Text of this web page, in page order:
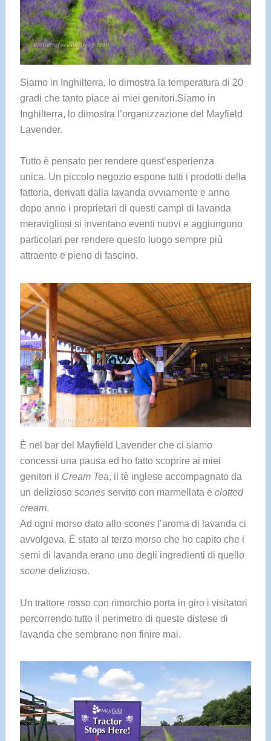
Siamo in Inghilterra, lo dimostra la temperatura di 20
gradi che tanto piace ai miei genitori.Siamo in
Inghilterra, lo dimostra l’organizzazione del Mayfield
Lavender.
Tutto è pensato per rendere quest’esperienza
unica. Un piccolo negozio espone tutti i prodotti della
fattoria, derivati dalla lavanda ovviamente e anno
dopo anno i proprietari di questi campi di lavanda
meravigliosi si inventano eventi nuovi e aggiungono
particolari per rendere questo luogo sempre più
attraente e pieno di fascino.
È nel bar del Mayfield Lavender che ci siamo
concessi una pausa ed ho fatto scoprire ai miei
genitori il Cream Tea, il tè inglese accompagnato da
un delizioso sconesservito con marmellata e clotted
cream.
Ad ogni morso dato allo scones l’aroma di lavanda ci
avvolgeva. È stato al terzo morso che ho capito che i
semi di lavanda erano uno degli ingredienti di quello
sconedelizioso.
Un trattore rosso con rimorchio porta in giro i visitatori
percorrendo tutto il perimetro di queste distese di
lavanda che sembrano non finire mai.